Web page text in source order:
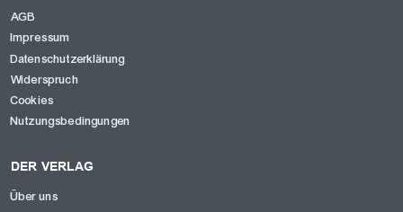
AGB
Impressum
Datenschutzerklärung
Widerspruch
Cookies
Nutzungsbedingungen
DER VERLAG
Über uns